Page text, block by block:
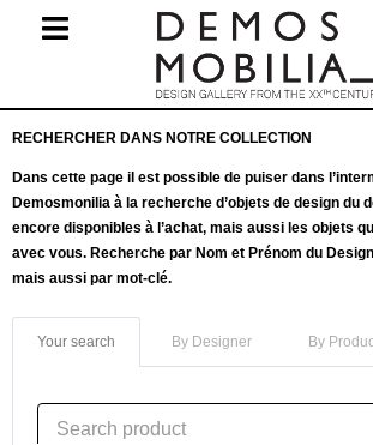
Navigation
Menu
RECHERCHER DANS NOTRE COLLECTION
Dans cette page il est possible de puiser dans
Demosmonilia à la recherche d’objets de design du
encore disponibles à l’achat, mais aussi les objets
avec vous. Recherche par Nom et Prénom du
mais aussi par mot-clé.
Your search By Designer By